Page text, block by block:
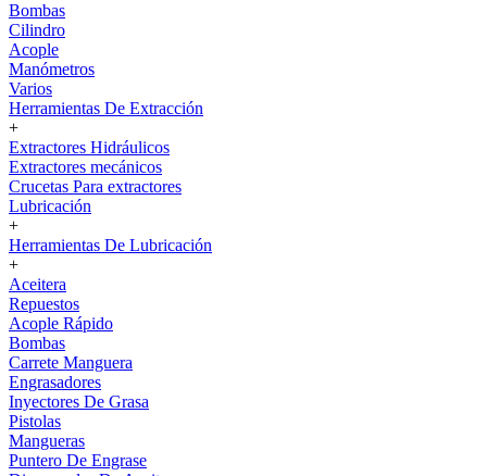
Bombas
Cilindro
Acople
Manómetros
Varios
Herramientas De Extracción
+
Extractores Hidráulicos
Extractores mecánicos
Crucetas Para extractores
Lubricación
+
Herramientas De Lubricación
+
Aceitera
Repuestos
Acople Rápido
Bombas
Carrete Manguera
Engrasadores
Inyectores De Grasa
Pistolas
Mangueras
Puntero De Engrase